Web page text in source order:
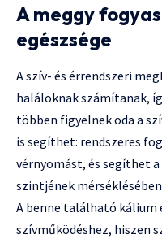
A meggy
egészsége
A szív- és érrendszeri
haláloknak számítanak,
többen figyelnek oda a
is segíthet: rendszeres
vérnyomást, és segíthet
szintjének
A benne található kálium
szívműködéshez, hiszen